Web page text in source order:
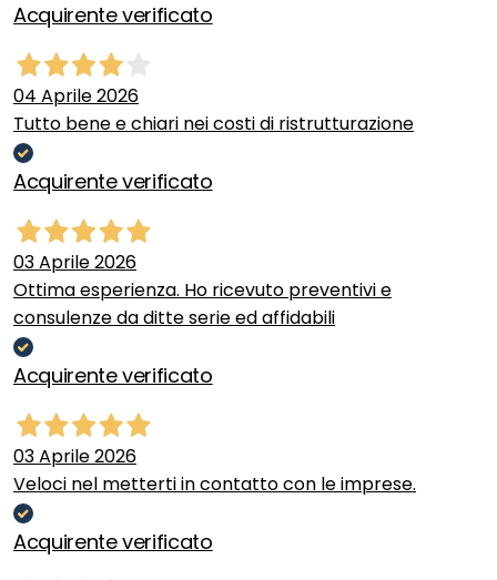
Acquirente verificato
04 Aprile 2026
Tutto bene e chiari nei costi di ristrutturazione
Acquirente verificato
03 Aprile 2026
Ottima esperienza. Ho ricevuto preventivi e
consulenze da ditte serie ed affidabili
Acquirente verificato
03 Aprile 2026
Veloci nel metterti in contatto con le imprese.
Acquirente verificato